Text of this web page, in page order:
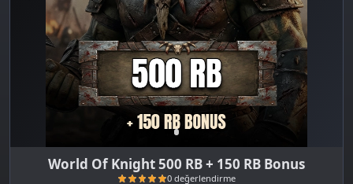
World Of Knight 500 RB + 150 RB Bonus